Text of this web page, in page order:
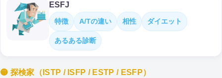
ESFJ
特徴 A/Tの違い 相性 ダイエット
あるある診断
🟡 探検家（ISTP / ISFP / ESTP / ESFP）